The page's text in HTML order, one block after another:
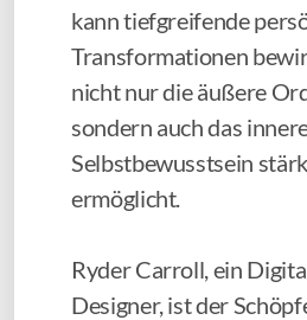
kann tiefgreifende
Transformationen
nicht nur die äußere
sondern auch das
Selbstbewusstsein
ermöglicht.
Ryder Carroll, ein
Designer, ist der
• 1–1 COACHING